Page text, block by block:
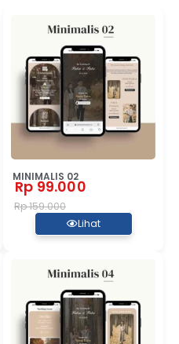
MINIMALIS 02
Rp 99.000
Rp 159.000
Lihat